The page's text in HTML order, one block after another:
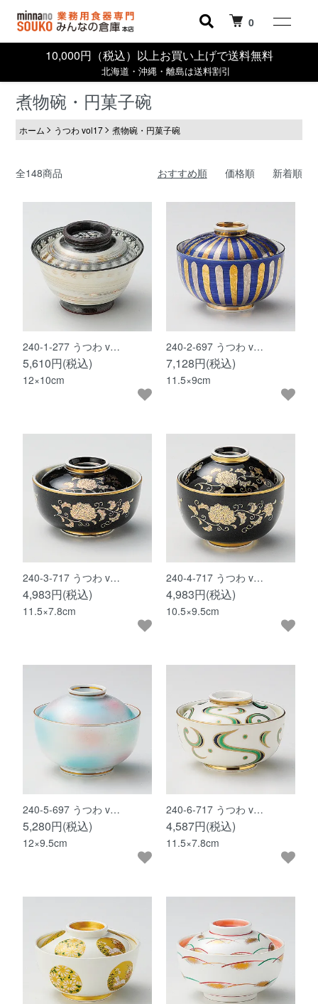
0
10,000円（税込）以上お買い上げで送料無料
北海道・沖縄・離島は送料割引
煮物碗・円菓子碗
ホーム うつわ vol17 煮物碗・円菓子碗
全148商品 おすすめ順 価格順 新着順
240-1-277 うつわ v…
5,610円(税込)
12×10cm
240-2-697 うつわ v…
7,128円(税込)
11.5×9cm
240-3-717 うつわ v…
4,983円(税込)
11.5×7.8cm
240-4-717 うつわ v…
4,983円(税込)
10.5×9.5cm
240-5-697 うつわ v…
5,280円(税込)
12×9.5cm
240-6-717 うつわ v…
4,587円(税込)
11.5×7.8cm